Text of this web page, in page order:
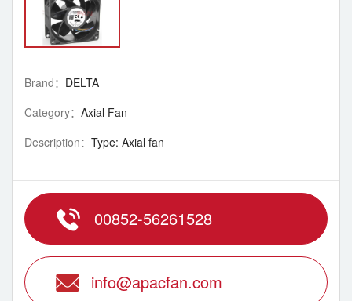
Brand： DELTA
Category： Axial Fan
Description： Type: Axial fan
00852-56261528
info@apacfan.com